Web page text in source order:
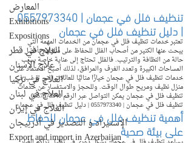
المعارض
Exhibitions
Expositions
العلاج في قطر
علاج الأسنان
العلاج في تركيا
العلاج في لبنان
العلاج في إيران
الإستيراد و التصدير في أذربيجان
Export and import in Azerbaijan
تنظيف فلل في عجمان | 0557973340
| دليل تنظيف فلل في عجمان
تعتبر خدمات تنظيف فلل في عجمان من الخدمات المهمة التي
يبحث عنها الكثير من أصحاب الفلل للحفاظ على منازلهم بأفضل
حالة من النظافة والترتيب. فالفلل تحتاج إلى عناية خاصة بسبب
المساحات الكبيرة وتعدد الغرف والمرافق، لذلك أصبح الاعتماد على
خدمات تنظيف فلل في عجمان خيارًا مثاليًا للعائلات التي ترغب في
منزل نظيف ومريح طوال الوقت. وللحجز والاستفسار عن خدمات
تنظيف فلل في عجمان يمكن التواصل عبر الرقم 0557973340.
تنظيف فلل في عجمان | 0557973340 | دليل تنظيف فلل في عجمان
أهمية تنظيف فلل في عجمان للحفاظ
على بيئة صحية